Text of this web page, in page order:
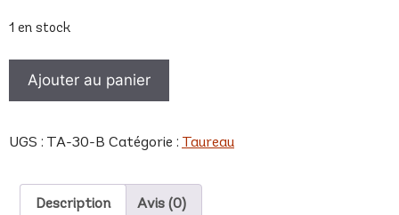
1 en stock
30
Ajouter au panier
UGS : TA-30-B Catégorie : Taureau
Description Avis (0)